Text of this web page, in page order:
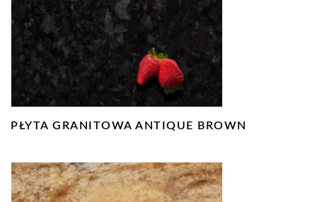
PŁYTA GRANITOWA ANTIQUE BROWN